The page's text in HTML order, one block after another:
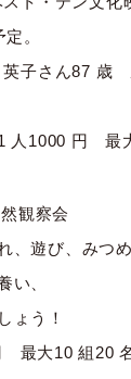
。
英子さん87 歳
人1000 円 最
観察会
、遊び、みつ
い、
ょう！
最大10 組20